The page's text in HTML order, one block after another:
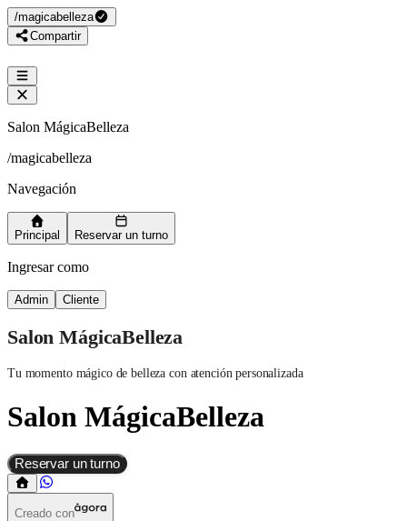
/magicabelleza
Compartir
Salon MágicaBelleza
/magicabelleza
Navegación
Principal Reservar un turno
Ingresar como
Admin Cliente
Salon MágicaBelleza
Tu momento mágico de belleza con atención personalizada
Salon MágicaBelleza
Reservar un turno
Creado con